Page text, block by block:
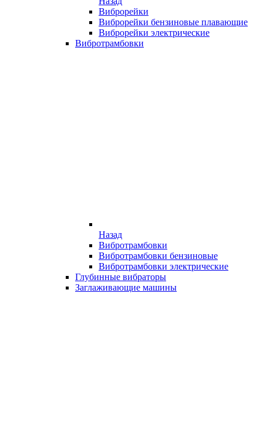
Виброрейки
Виброрейки бензиновые плавающие
Виброрейки электрические
Вибротрамбовки
Назад
Вибротрамбовки
Вибротрамбовки бензиновые
Вибротрамбовки электрические
Глубинные вибраторы
Заглаживающие машины